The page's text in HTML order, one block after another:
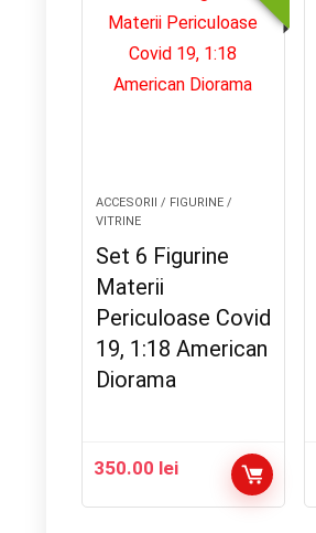
ACCESORII / FIGURINE /
VITRINE
Set 6 Figurine
Materii
Periculoase Covid
19, 1:18 American
Diorama
350.00 lei